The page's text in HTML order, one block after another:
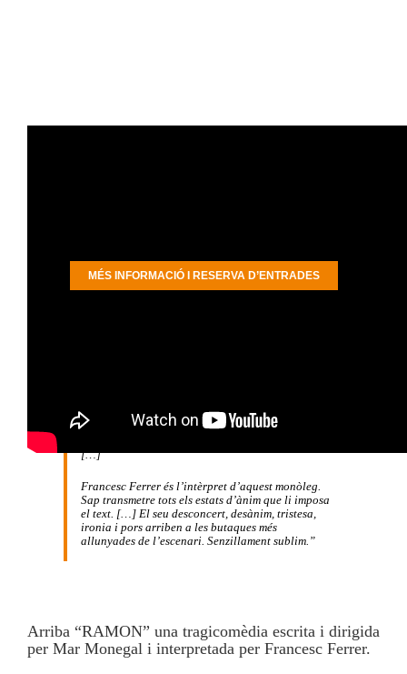
MÉS INFORMACIÓ I RESERVA D’ENTRADES
mereixedora del Premi [Premi de la Crítica al
Millor Text Original] que se li va atorgar. És un
[…]
Francesc Ferrer és l’intèrpret d’aquest monòleg.
Sap transmetre tots els estats d’ànim que li imposa
el text. […] El seu desconcert, desànim, tristesa,
ironia i pors arriben a les butaques més
allunyades de l’escenari. Senzillament sublim.”
Arriba “RAMON” una tragicomèdia escrita i dirigida
per Mar Monegal i interpretada per Francesc Ferrer.